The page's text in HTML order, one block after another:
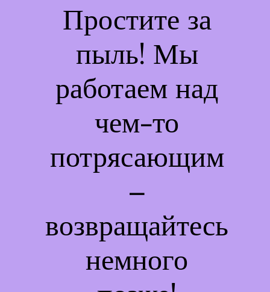
Простите за
пыль! Мы
работаем над
чем-то
потрясающим
–
возвращайтесь
немного